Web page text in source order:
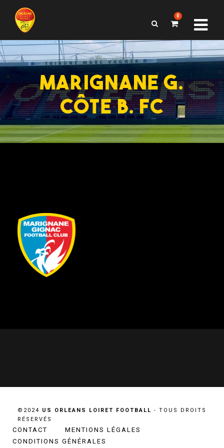
0
MARIGNANE G.
CÔTE B. FC
©2024 US ORLEANS LOIRET FOOTBALL - TOUS DROITS
RÉSERVÉS
CONTACT
MENTIONS LÉGALES
CONDITIONS GÉNÉRALES